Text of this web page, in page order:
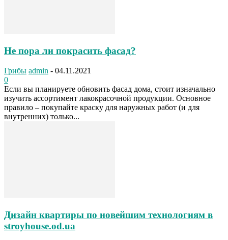
Не пора ли покрасить фасад?
Грибы admin - 04.11.2021
0
Если вы планируете обновить фасад дома, стоит изначально
изучить ассортимент лакокрасочной продукции. Основное
правило – покупайте краску для наружных работ (и для
внутренних) только...
Дизайн квартиры по новейшим технологиям в
stroyhouse.od.ua